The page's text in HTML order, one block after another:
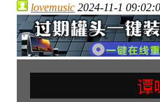
lovemusic 2024-11-1
谭